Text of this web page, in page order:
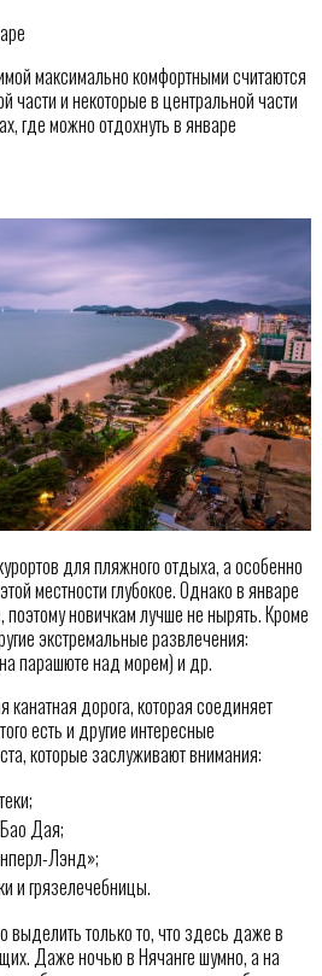
максимально комфортными считаются
части и некоторые в центральной части
где можно отдохнуть в январе
для пляжного отдыха, а особенно
местности глубокое. Однако в январе
новичкам лучше не нырять. Кроме
экстремальные развлечения:
парашюте над морем) и др.
дорога, которая соединяет
есть и другие интересные
которые заслуживают внимания:
Дая;
Лэнд»;
и грязелечебницы.
выделить только то, что здесь даже в
Даже ночью в Нячанге шумно, а на